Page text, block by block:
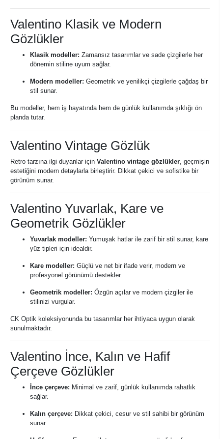
Valentino Klasik ve Modern
Gözlükler
Klasik modeller: Zamansız tasarımlar ve sade çizgilerle her
dönemin stiline uyum sağlar.
Modern modeller: Geometrik ve yenilikçi çizgilerle çağdaş bir
stil sunar.
Bu modeller, hem iş hayatında hem de günlük kullanımda şıklığı ön
planda tutar.
Valentino Vintage Gözlük
Retro tarzına ilgi duyanlar için Valentino vintage gözlükler, geçmişin
estetiğini modern detaylarla birleştirir. Dikkat çekici ve sofistike bir
görünüm sunar.
Valentino Yuvarlak, Kare ve
Geometrik Gözlükler
Yuvarlak modeller: Yumuşak hatlar ile zarif bir stil sunar, kare
yüz tipleri için idealdir.
Kare modeller: Güçlü ve net bir ifade verir, modern ve
profesyonel görünümü destekler.
Geometrik modeller: Özgün açılar ve modern çizgiler ile
stilinizi vurgular.
CK Optik koleksiyonunda bu tasarımlar her ihtiyaca uygun olarak
sunulmaktadır.
Valentino İnce, Kalın ve Hafif
Çerçeve Gözlükler
İnce çerçeve: Minimal ve zarif, günlük kullanımda rahatlık
sağlar.
Kalın çerçeve: Dikkat çekici, cesur ve stil sahibi bir görünüm
sunar.